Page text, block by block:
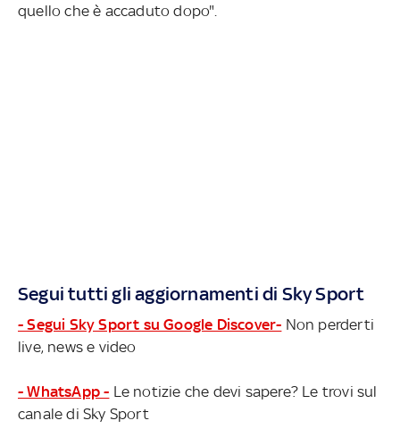
quello che è accaduto dopo".
Segui tutti gli aggiornamenti di Sky Sport
- Segui Sky Sport su Google Discover- Non perderti
live, news e video
- WhatsApp - Le notizie che devi sapere? Le trovi sul
canale di Sky Sport